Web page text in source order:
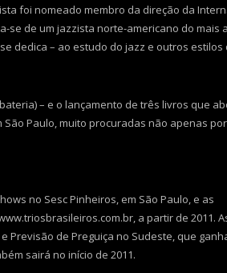
foi nomeado membro da direção da
se de um jazzista norte-americano do mais
dedica – ao estudo do jazz e outros estilos
– e o lançamento de três livros que
Paulo, muito procuradas não apenas por
no Sesc Pinheiros, em São Paulo, e as
a partir de 2011.
Previsão de Preguiça no Sudeste, que
sairá no início de 2011.